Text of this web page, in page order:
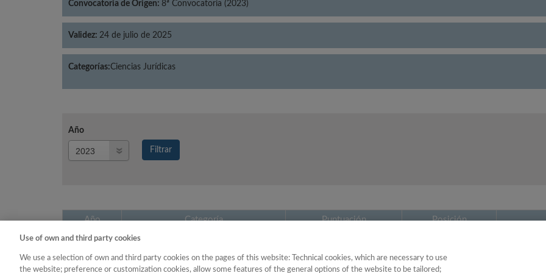
Convocatoria de Origen: 8ª Convocatoria (2023)
Validez: 24 de julio de 2025
Categorías:Ciencias Jurídicas
Año
Filtrar
Año Categoría Puntuación Posición
2023
Use of own and third party cookies
We use a selection of own and third party cookies on the pages of this website: Technical cookies, which are necessary to use
the website; preference or customization cookies, allow some features of the general options of the website to be tailored;